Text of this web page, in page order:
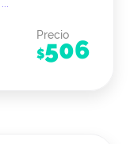
Precio
$506